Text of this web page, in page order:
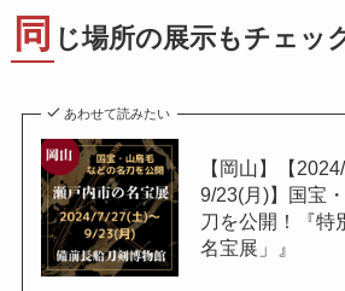
同 じ場所の展示もチェッ
あわせて読みたい
【岡山】【
9/23(月)】国宝
刀を公開！『特
名宝展」』